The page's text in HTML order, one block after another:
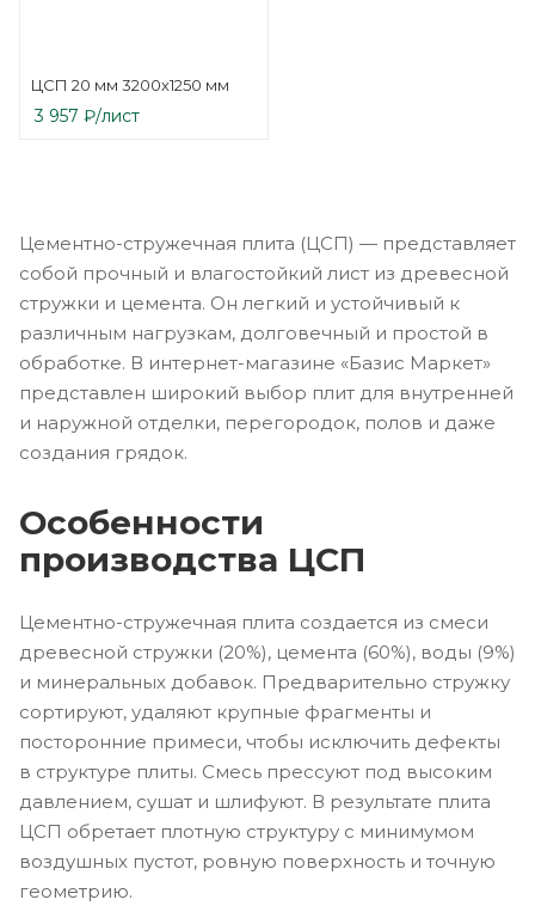
ЦСП 20 мм 3200х1250 мм
3 957 ₽/лист
Цементно-стружечная плита (ЦСП) — представляет
собой прочный и влагостойкий лист из древесной
стружки и цемента. Он легкий и устойчивый к
различным нагрузкам, долговечный и простой в
обработке. В интернет-магазине «Базис Маркет»
представлен широкий выбор плит для внутренней
и наружной отделки, перегородок, полов и даже
создания грядок.
Особенности
производства ЦСП
Цементно-стружечная плита создается из смеси
древесной стружки (20%), цемента (60%), воды (9%)
и минеральных добавок. Предварительно стружку
сортируют, удаляют крупные фрагменты и
посторонние примеси, чтобы исключить дефекты
в структуре плиты. Смесь прессуют под высоким
давлением, сушат и шлифуют. В результате плита
ЦСП обретает плотную структуру с минимумом
воздушных пустот, ровную поверхность и точную
геометрию.